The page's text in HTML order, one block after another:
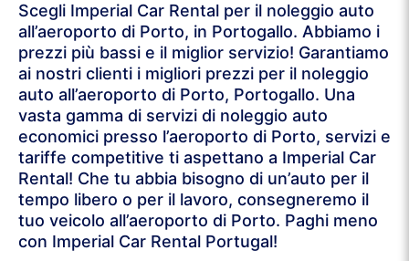
Scegli Imperial Car Rental per il noleggio auto
all’aeroporto di Porto, in Portogallo. Abbiamo i
prezzi più bassi e il miglior servizio! Garantiamo
ai nostri clienti i migliori prezzi per il noleggio
auto all’aeroporto di Porto, Portogallo. Una
vasta gamma di servizi di noleggio auto
economici presso l’aeroporto di Porto, servizi e
tariffe competitive ti aspettano a Imperial Car
Rental! Che tu abbia bisogno di un’auto per il
tempo libero o per il lavoro, consegneremo il
tuo veicolo all’aeroporto di Porto. Paghi meno
con Imperial Car Rental Portugal!